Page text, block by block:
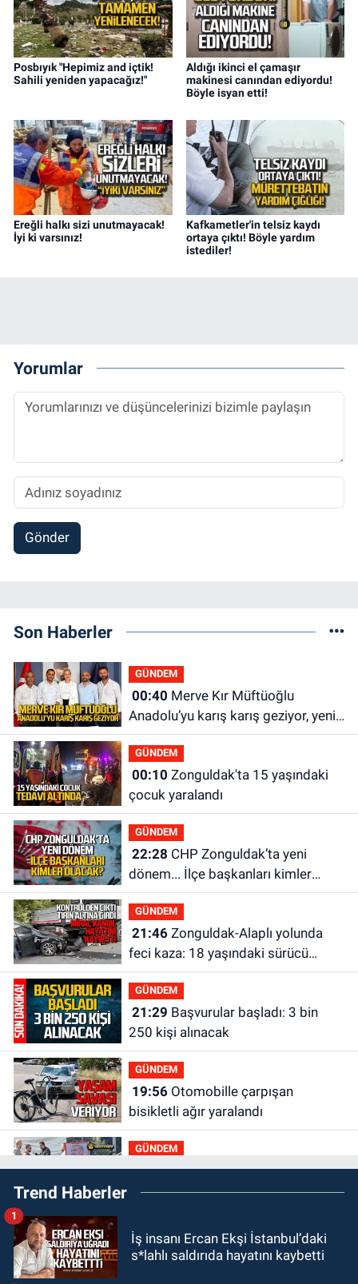
Posbıyık "Hepimiz and içtik!
Sahili yeniden yapacağız!"
Aldığı ikinci el çamaşır
makinesi canından ediyordu!
Böyle isyan etti!
Ereğli halkı sizi unutmayacak!
İyi ki varsınız!
Kafkametler'in telsiz kaydı
ortaya çıktı! Böyle yardım
istediler!
Yorumlar
Gönder
Son Haberler
GÜNDEM
00:40
Anadolu’yu karış karış geziyor, yeni
yapılanmaları şekillendiriyor
GÜNDEM
00:10
çocuk yaralandı
GÜNDEM
22:28
dönem... İlçe başkanları kimler
olacak?
GÜNDEM
21:46Zonguldak-Alaplı yolunda
feci kaza: 18 yaşındaki sürücü
hayatını kaybetti
GÜNDEM
21:29
250 kişi alınacak
GÜNDEM
19:56Otomobille çarpışan
bisikletli ağır yaralandı
GÜNDEM
19:46Cumhurbaşkanı Erdoğan’ın
fotoğrafını söküp indirdi
18:48Yeni başkan belli oldu:
Kongrede dostluk mesajları
Trend Haberler
İş insanı Ercan Ekşi İstanbul’daki
s*lahlı saldırıda hayatını kaybetti
1